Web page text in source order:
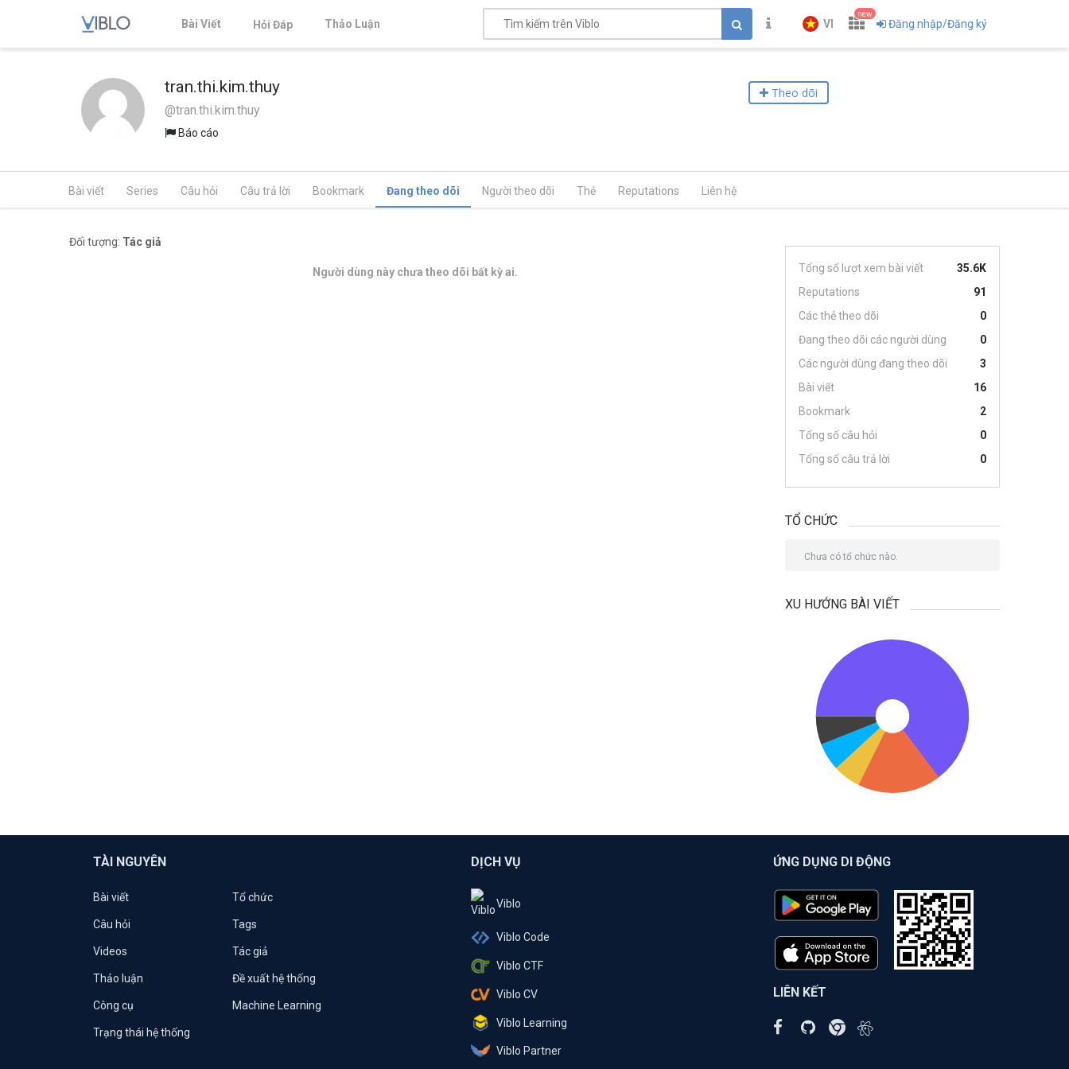
Bài Viết Hỏi Đáp Thảo Luận VI
new
Đăng nhập/Đăng ký
tran.thi.kim.thuy
@tran.thi.kim.thuy
Báo cáo
Theo dõi
Bài viết Series Câu hỏi Câu trả lời Bookmark Đang theo dõi Người theo dõi Thẻ Reputations Liên hệ
Đối tượng: Tác giả
Người dùng này chưa theo dõi bất kỳ ai. Tổng số lượt xem bài viết
35.6K
Reputations
91
Các thẻ theo dõi
0
Đang theo dõi các người dùng
0
Các người dùng đang theo dõi
3
Bài viết
16
Bookmark
2
Tổng số câu hỏi
0
Tổng số câu trả lời
0
TỔ CHỨC
Chưa có tổ chức nào.
XU HƯỚNG BÀI VIẾT
TÀI NGUYÊN
Bài viết Tổ chức
Câu hỏi Tags
Videos Tác giả
Thảo luận Đề xuất hệ thống
Công cụ Machine Learning
Trạng thái hệ thống
DỊCH VỤ
Viblo
Viblo Code
Viblo CTF
Viblo CV
Viblo Learning
Viblo Partner
ỨNG DỤNG DI ĐỘNG
LIÊN KẾT